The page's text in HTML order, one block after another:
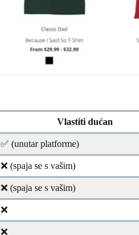
Vlastiti dućan
✅ (unutar platforme)
❌ (spaja se s vašim)
❌ (spaja se s vašim)
❌
❌